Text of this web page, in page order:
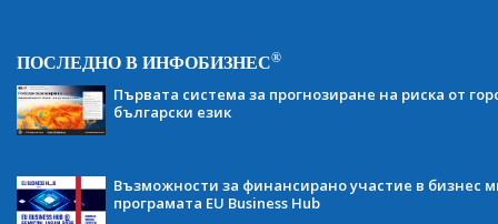
ПОСЛЕДНО В ИНФОБИЗНЕС®
Първата система за прогнозиране на риска от
български език
Възможности за финансирано участие в бизнес
програмата EU Business Hub